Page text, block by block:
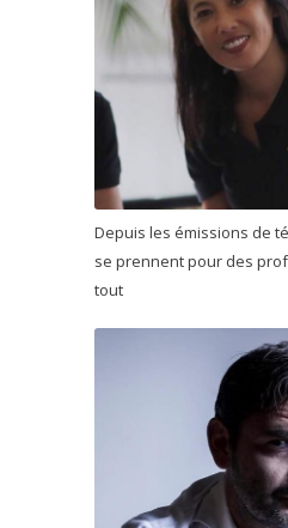
Depuis les émissions de
se prennent pour des
tout